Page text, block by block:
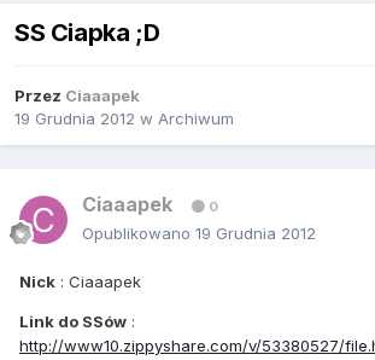
SS Ciapka ;D
Przez Ciaaapek
19 Grudnia 2012 w Archiwum
Ciaaapek 0
Opublikowano 19 Grudnia 2012
Nick : Ciaaapek
Link do SSów :
http://www10.zippyshare.com/v/53380527/